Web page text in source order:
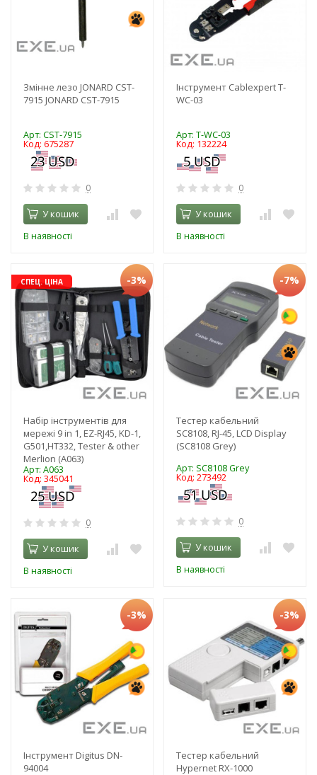
Змінне лезо JONARD CST-
7915 JONARD CST-7915
Арт: CST-7915
Код: 675287
0
У кошик
В наявності
Інструмент Cablexpert T-
WC-03
Арт: T-WC-03
Код: 132224
0
У кошик
В наявності
СПЕЦ. ЦІНА -3%
Набір інструментів для
мережі 9 in 1, EZ-RJ45, KD-1,
G501,HT332, Tester & other
Merlion (A063)
Арт: A063
Код: 345041
0
У кошик
В наявності
-7%
Тестер кабельний
SC8108, RJ-45, LCD Display
(SC8108 Grey)
Арт: SC8108 Grey
Код: 273492
0
У кошик
В наявності
-3%
Інструмент Digitus DN-
94004
-3%
Тестер кабельний
Hypernet RX-1000